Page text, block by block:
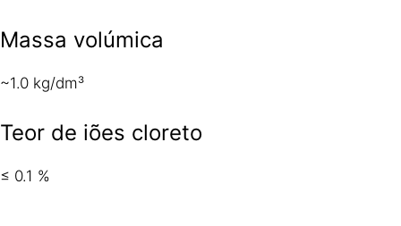
Massa volúmica
~1.0 kg/dm³
Teor de iões cloreto
≤ 0.1 %